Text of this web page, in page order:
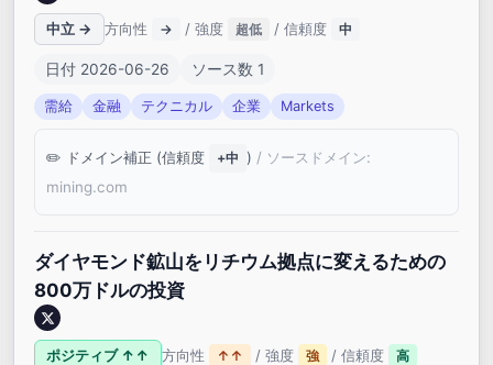
中立 → 方向性 → / 強度 超低 / 信頼度 中
日付 2026-06-26 ソース数 1
需給 金融 テクニカル 企業 Markets
ドメイン補正 (信頼度 +中 ) / ソースドメイン:
mining.com
ダイヤモンド鉱山をリチウム拠点に変えるための
800万ドルの投資
ポジティブ ↑↑ 方向性 ↑↑ / 強度 強 / 信頼度 高